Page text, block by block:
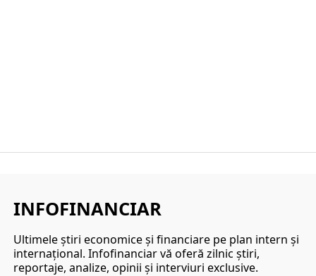
INFOFINANCIAR
Ultimele ştiri economice şi financiare pe plan intern şi
internaţional. Infofinanciar vă oferă zilnic ştiri,
reportaje, analize, opinii şi interviuri exclusive.